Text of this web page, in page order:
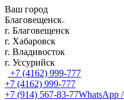
Ваш город
Благовещенск
г. Благовещенск
г. Хабаровск
г. Владивосток
г. Уссурийск
+7 (4162) 999-777
+7 (4162) 999-777
+7 (914) 567-83-77WhatsApp